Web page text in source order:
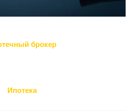
брокер
Ипотека